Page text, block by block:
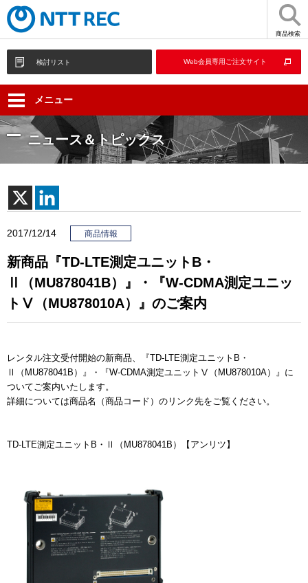
商品検索
検討リスト Web会員専用ご注文サイト
メニュー
ニュース＆トピックス
2017/12/14 商品情報
新商品『TD-LTE測定ユニットB・
Ⅱ（MU878041B）』・『W-CDMA測定ユニッ
トⅤ（MU878010A）』のご案内
レンタル注文受付開始の新商品、『TD-LTE測定ユニットB・
Ⅱ（MU878041B）』・『W-CDMA測定ユニットⅤ（MU878010A）』に
ついてご案内いたします。
詳細については商品名（商品コード）のリンク先をご覧ください。
TD-LTE測定ユニットB・Ⅱ（MU878041B）【アンリツ】